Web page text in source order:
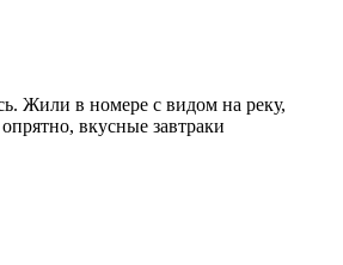
Жили в номере с видом на реку,
вкусные завтраки